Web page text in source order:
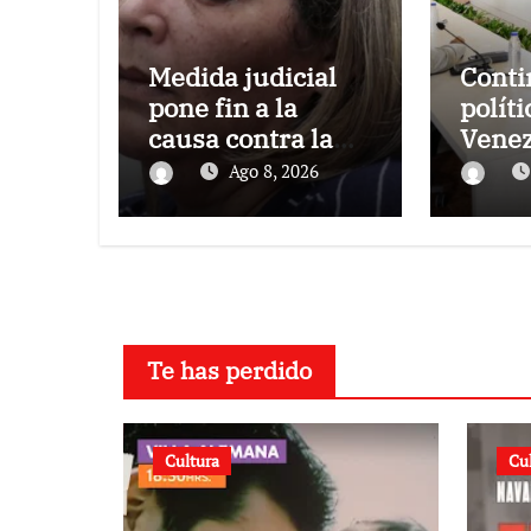
Medida judicial
pone fin a la
causa contra la
exjuex Afiuni
Ago 8, 2026
el
Te has perdido
Cultura